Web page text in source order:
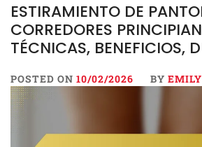
ESTIRAMIENTO DE
CORREDORES
TÉCNICAS, BENEFICIOS,
POSTED ON 10/02/2026 BY